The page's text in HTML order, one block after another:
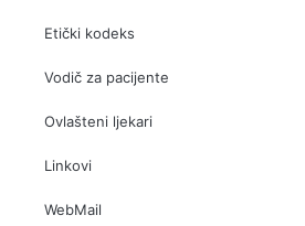
Etički kodeks
Vodič za pacijente
Ovlašteni ljekari
Linkovi
WebMail